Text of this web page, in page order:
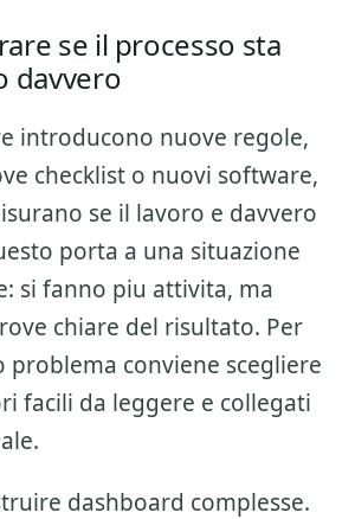
se il processo sta
davvero
introducono nuove regole,
checklist o nuovi software,
se il lavoro e davvero
porta a una situazione
si fanno piu attivita, ma
chiare del risultato. Per
problema conviene scegliere
facili da leggere e collegati
dashboard complesse.